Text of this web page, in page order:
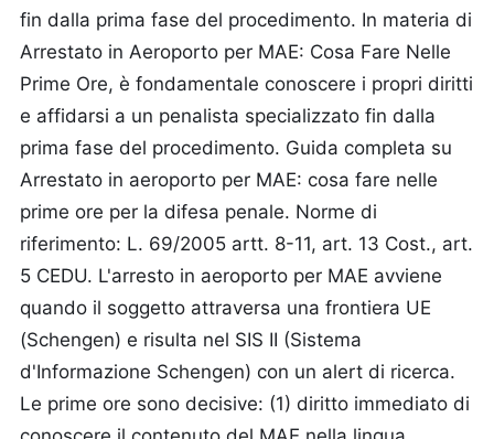
fin dalla prima fase del procedimento. In materia di
Arrestato in Aeroporto per MAE: Cosa Fare Nelle
Prime Ore, è fondamentale conoscere i propri diritti
e affidarsi a un penalista specializzato fin dalla
prima fase del procedimento. Guida completa su
Arrestato in aeroporto per MAE: cosa fare nelle
prime ore per la difesa penale. Norme di
riferimento: L. 69/2005 artt. 8-11, art. 13 Cost., art.
5 CEDU. L'arresto in aeroporto per MAE avviene
quando il soggetto attraversa una frontiera UE
(Schengen) e risulta nel SIS II (Sistema
d'Informazione Schengen) con un alert di ricerca.
Le prime ore sono decisive: (1) diritto immediato di